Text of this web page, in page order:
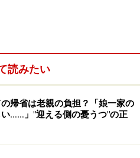
が親を必要としなくな
な生活を手に入れた途端
読みたい
帰省は老親の負担？「娘一家の
……」"迎える側の憂うつ"の正